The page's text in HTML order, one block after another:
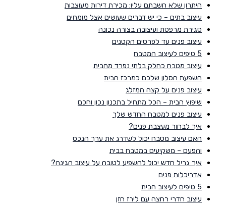
היתרון שלא חשבתם עליו: מכירת דירות מעוצבות
עיצוב בתים – כי יש דברים שעושים אצל מומחים
סגירת מרפסת ועיצובה בצורה נכונה
עיצוב פנים עד לפרטים הקטנים
5 טיפים לעיצוב המטבח
עיצוב מטבח כחלק בלתי נפרד מהבית
השפעת הסלון שלכם כמרכז הבית
עיצוב פנים על קצה המזלג
שיפוץ הבית – הכל מתחיל בתכנון נכון וחכם
עיצוב פנים למטבח החדש שלך
איך לבחור מעצבת פנים?
האם עיצוב מטבח יכול לשדרג את ערך הנכס
והפעם – משקיעים במטבח בבית
איך גריל חדש יכול להשפיע לטובה על עיצוב הגינה?
אדריכלות פנים
5 טיפים לעיצוב הבית
עיצוב חדרי רחצה עם לירז חזן